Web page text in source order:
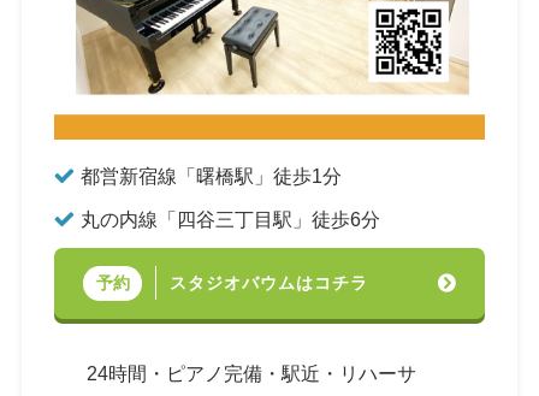
都営新宿線「曙橋駅」徒歩1分
丸の内線「四谷三丁目駅」徒歩6分
予約 スタジオバウムはコチラ
24時間・ピアノ完備・駅近・リハーサ